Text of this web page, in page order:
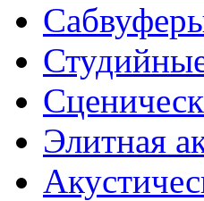
Элитная